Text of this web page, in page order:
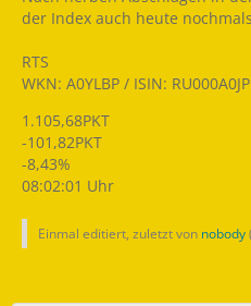
der Index auch heute
RTS
WKN: A0YLBP / ISIN:
1.105,68PKT
-101,82PKT
-8,43%
08:02:01 Uhr
Einmal editiert, zuletzt von nobody(